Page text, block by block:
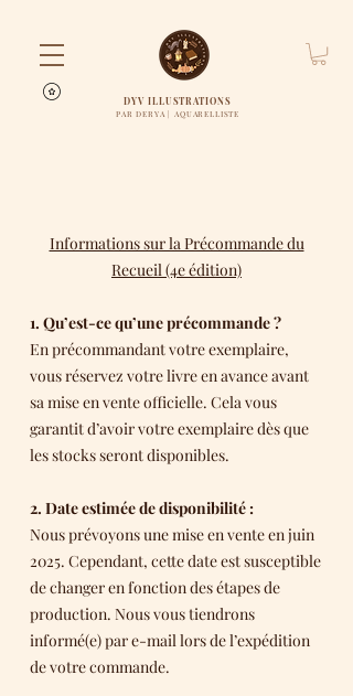
DYV ILLUSTRATIONS
PAR DERYA | AQUARELLISTE
Informations sur la Précommande du
Recueil (4e édition)
1. Qu’est-ce qu’une précommande ?
En précommandant votre exemplaire,
vous réservez votre livre en avance avant
sa mise en vente officielle. Cela vous
garantit d’avoir votre exemplaire dès que
les stocks seront disponibles.
2. Date estimée de disponibilité :
Nous prévoyons une mise en vente en juin
2025. Cependant, cette date est susceptible
de changer en fonction des étapes de
production. Nous vous tiendrons
informé(e) par e-mail lors de l’expédition
de votre commande.